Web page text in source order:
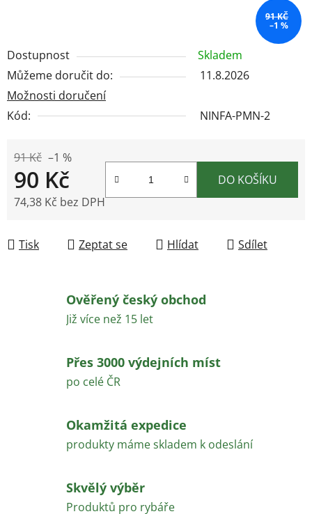
Dostupnost
Skladem
Můžeme doručit do:
11.8.2026
Možnosti doručení
Kód:
NINFA-PMN-2
91 Kč –1 %
90 Kč
74,38 Kč bez DPH
DO KOŠÍKU
Tisk Zeptat se Hlídat Sdílet
91 KČ
–1 %
Ověřený český obchod
Již více než 15 let
Přes 3000 výdejních míst
po celé ČR
Okamžitá expedice
produkty máme skladem k odeslání
Skvělý výběr
Produktů pro rybáře